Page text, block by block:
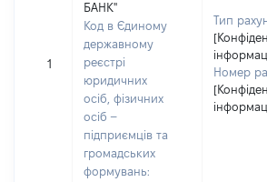
1
БАНК"
Код в Єдиному
державному
реєстрі
юридичних
осіб, фізичних
осіб –
підприємців та
громадських
формувань:
Тип
Номер